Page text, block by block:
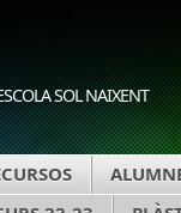
SOL NAIXENT